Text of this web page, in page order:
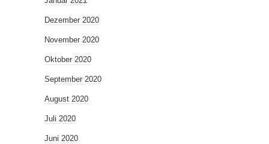
Dezember 2020
November 2020
Oktober 2020
September 2020
August 2020
Juli 2020
Juni 2020